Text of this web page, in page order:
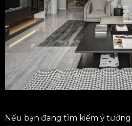
Nếu bạn đang tìm kiếm ý